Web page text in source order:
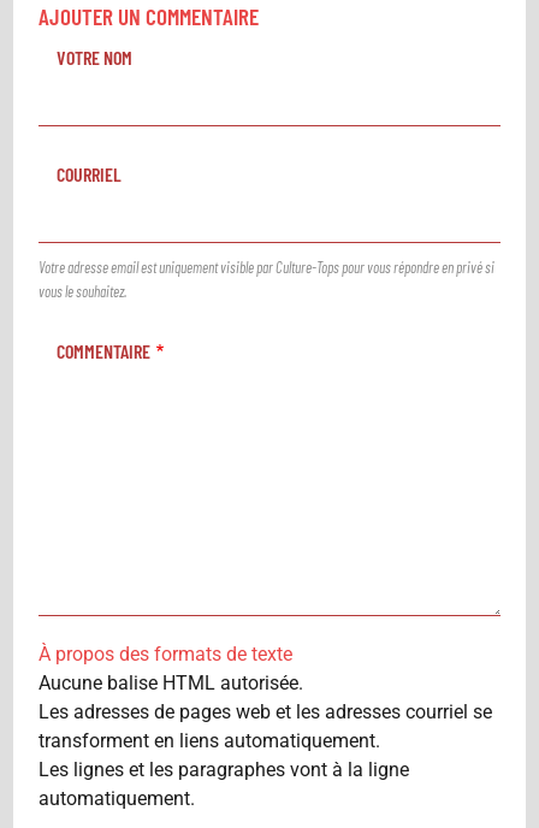
AJOUTER UN COMMENTAIRE
VOTRE NOM
COURRIEL
Votre adresse email est uniquement visible par Culture-Tops pour vous répondre en privé si
vous le souhaitez.
COMMENTAIRE
À propos des formats de texte
Aucune balise HTML autorisée.
Les adresses de pages web et les adresses courriel se
transforment en liens automatiquement.
Les lignes et les paragraphes vont à la ligne
automatiquement.